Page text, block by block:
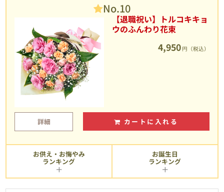
No.10
【退職祝い】トルコキキョ
ウのふんわり花束
4,950 円（税込）
詳細 カートに入れる
お供え・お悔やみ
ランキング
お誕生日
ランキング